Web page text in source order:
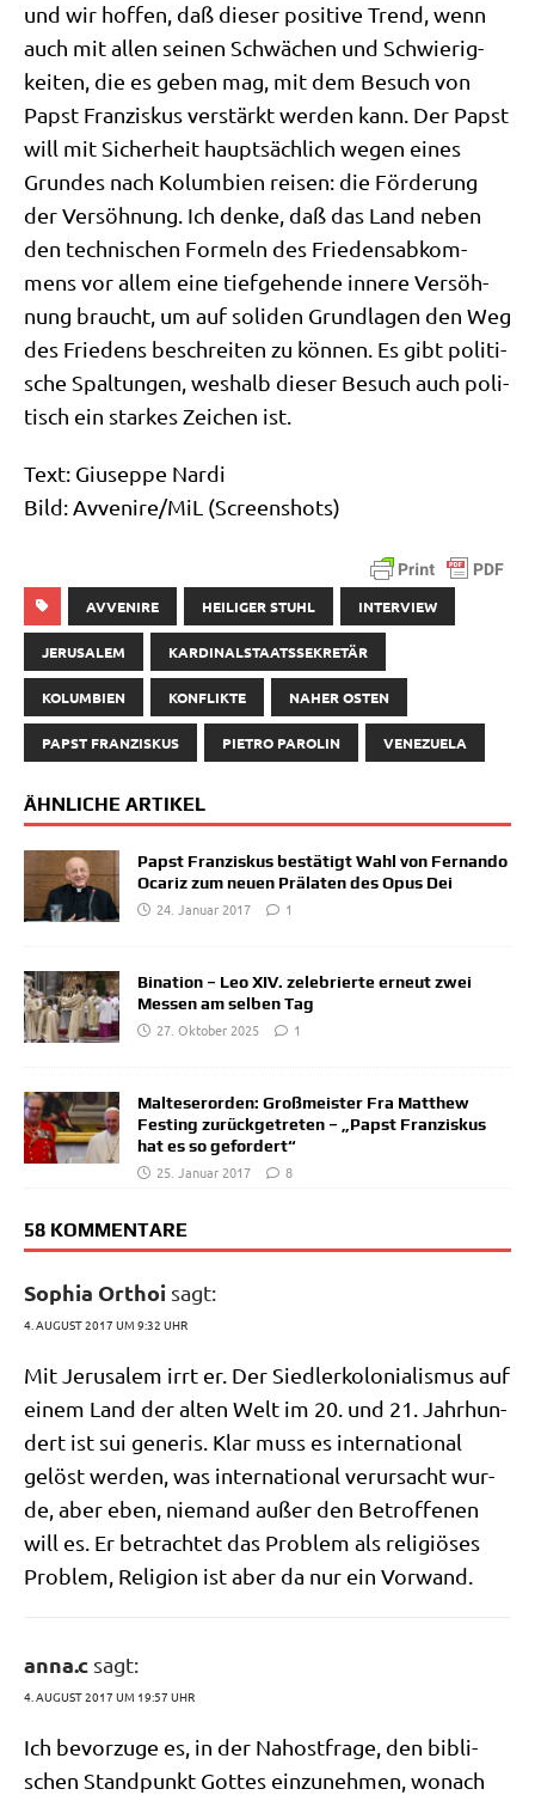
und wir hof­fen, daß die­ser posi­ti­ve Trend, wenn
auch mit allen sei­nen Schwä­chen und Schwie­rig­
kei­ten, die es geben mag, mit dem Besuch von
Papst Fran­zis­kus ver­stärkt wer­den kann. Der Papst
will mit Sicher­heit haupt­säch­lich wegen eines
Grun­des nach Kolum­bi­en rei­sen: die För­de­rung
der Ver­söh­nung. Ich den­ke, daß das Land neben
den tech­ni­schen For­meln des Frie­dens­ab­kom­
mens vor allem eine tief­ge­hen­de inne­re Ver­söh­
nung braucht, um auf soli­den Grund­la­gen den Weg
des Frie­dens beschrei­ten zu kön­nen. Es gibt poli­ti­
sche Spal­tun­gen, wes­halb die­ser Besuch auch poli­
tisch ein star­kes Zei­chen ist.
Text: Giu­sep­pe Nardi
Bild: Avvenire/​MiL (Screen­shots)
AVVENIRE HEILIGER STUHL INTERVIEW
JERUSALEM KARDINALSTAATSSEKRETÄR
KOLUMBIEN KONFLIKTE NAHER OSTEN
PAPST FRANZISKUS PIETRO PAROLIN VENEZUELA
ÄHNLICHE ARTIKEL
Papst Franziskus bestätigt Wahl von Fernando
Ocariz zum neuen Prälaten des Opus Dei
24. Januar 2017
1
Bination – Leo XIV. zelebrierte erneut zwei
Messen am selben Tag
27. Oktober 2025
1
Malteserorden: Großmeister Fra Matthew
Festing zurückgetreten – „Papst Franziskus
hat es so gefordert“
25. Januar 2017
8
58 KOMMENTARE
Sophia Orthoi sagt:
4. AUGUST 2017 UM 9:32 UHR
Mit Jeru­sa­lem irrt er. Der Sied­ler­ko­lo­nia­lis­mus auf
einem Land der alten Welt im 20. und 21. Jahr­hun­
dert ist sui gene­ris. Klar muss es inter­na­tio­nal
gelöst wer­den, was inter­na­tio­nal ver­ur­sacht wur­
de, aber eben, nie­mand außer den Betrof­fe­nen
will es. Er betrach­tet das Pro­blem als reli­giö­ses
Pro­blem, Reli­gi­on ist aber da nur ein Vorwand.
anna.c sagt:
4. AUGUST 2017 UM 19:57 UHR
Ich bevor­zu­ge es, in der Nah­ost­fra­ge, den bibli­
schen Stand­punkt Got­tes ein­zu­neh­men, wonach